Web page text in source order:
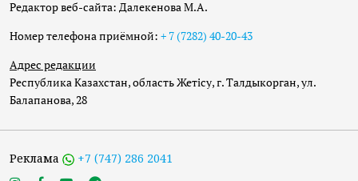
Редактор веб-сайта: Далекенова М.А.
Номер телефона приёмной: + 7 (7282) 40-20-43
Адрес редакции
Республика Казахстан, область Жетісу, г. Талдыкорган, ул.
Балапанова, 28
Реклама +7 (747) 286 2041